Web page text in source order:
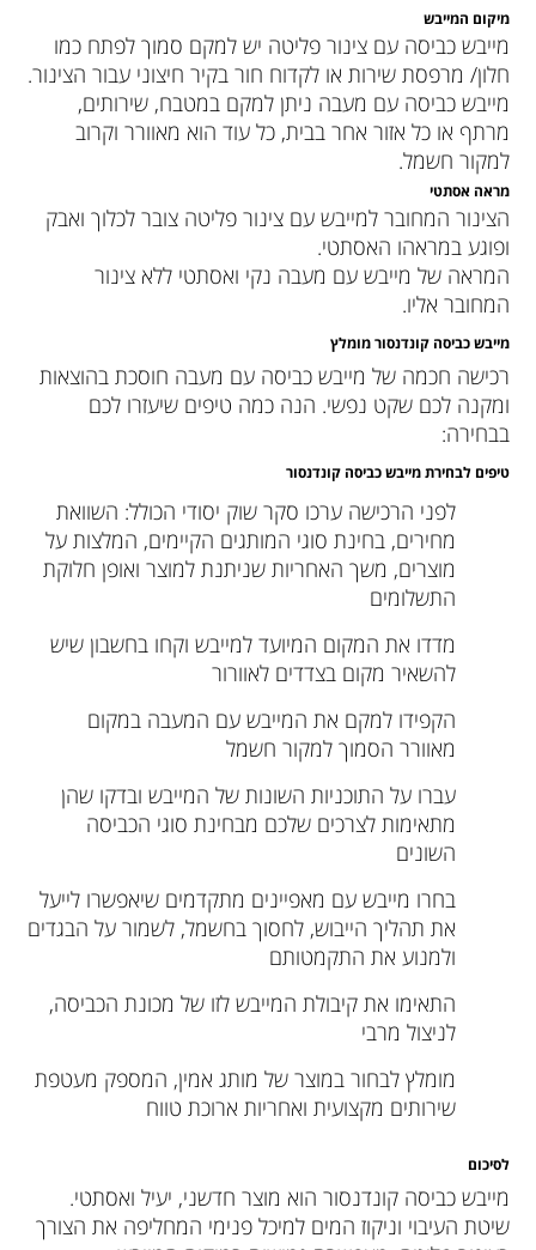
מיקום המייבש
מייבש כביסה עם צינור פליטה יש למקם סמוך לפתח כמו
חלון/ מרפסת שירות או לקדוח חור בקיר חיצוני עבור הצינור.
מייבש כביסה עם מעבה ניתן למקם במטבח, שירותים,
מרתף או כל אזור אחר בבית, כל עוד הוא מאוורר וקרוב
למקור חשמל.
מראה אסתטי
הצינור המחובר למייבש עם צינור פליטה צובר לכלוך ואבק
ופוגע במראהו האסתטי.
המראה של מייבש עם מעבה נקי ואסתטי ללא צינור
המחובר אליו.
מייבש כביסה קונדנסור מומלץ
רכישה חכמה של מייבש כביסה עם מעבה חוסכת בהוצאות
ומקנה לכם שקט נפשי. הנה כמה טיפים שיעזרו לכם
בבחירה:
טיפים לבחירת מייבש כביסה קונדנסור
לפני הרכישה ערכו סקר שוק יסודי הכולל: השוואת
מחירים, בחינת סוגי המותגים הקיימים, המלצות על
מוצרים, משך האחריות שניתנת למוצר ואופן חלוקת
התשלומים
מדדו את המקום המיועד למייבש וקחו בחשבון שיש
להשאיר מקום בצדדים לאוורור
הקפידו למקם את המייבש עם המעבה במקום
מאוורר הסמוך למקור חשמל
עברו על התוכניות השונות של המייבש ובדקו שהן
מתאימות לצרכים שלכם מבחינת סוגי הכביסה
השונים
בחרו מייבש עם מאפיינים מתקדמים שיאפשרו לייעל
את תהליך הייבוש, לחסוך בחשמל, לשמור על הבגדים
ולמנוע את התקמטותם
התאימו את קיבולת המייבש לזו של מכונת הכביסה,
לניצול מרבי
מומלץ לבחור במוצר של מותג אמין, המספק מעטפת
שירותים מקצועית ואחריות ארוכת טווח
לסיכום
מייבש כביסה קונדנסור הוא מוצר חדשני, יעיל ואסתטי.
שיטת העיבוי וניקוז המים למיכל פנימי המחליפה את הצורך